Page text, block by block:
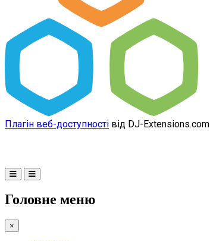
Плагін веб-доступності від DJ-Extensions.com
Головне меню
×